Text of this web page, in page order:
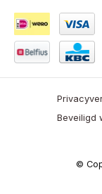
Beveiligd
©